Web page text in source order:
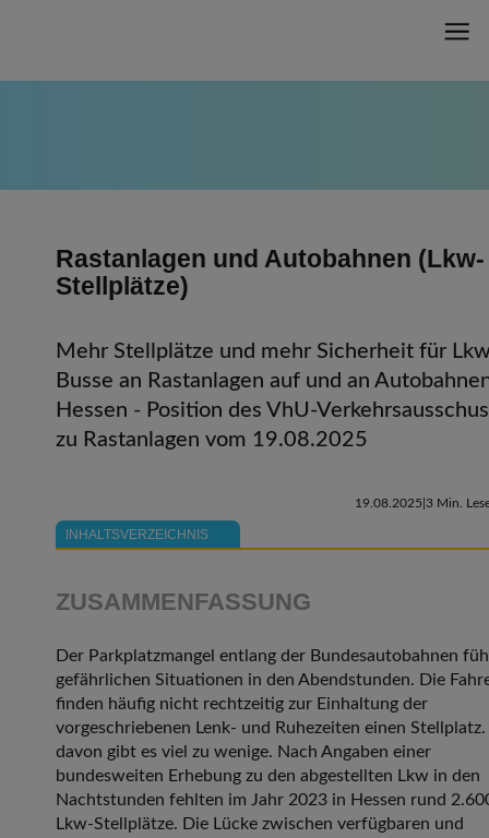
Rastanlagen und Autobahnen (Lkw-
Stellplätze)
Mehr Stellplätze und mehr Sicherheit für
Busse an Rastanlagen auf und an
Hessen - Position des VhU-
zu Rastanlagen vom 19.08.2025
INHALTSVERZEICHNIS
19.08.2025 3 Min.
ZUSAMMENFASSUNG
Der Parkplatzmangel entlang der Bundesautobahnen
gefährlichen Situationen in den Abendstunden. Die
finden häufig nicht rechtzeitig zur Einhaltung der
vorgeschriebenen Lenk- und Ruhezeiten einen
davon gibt es viel zu wenige. Nach Angaben einer
bundesweiten Erhebung zu den abgestellten Lkw in den
Nachtstunden fehlten im Jahr 2023 in Hessen rund
Lkw-Stellplätze. Die Lücke zwischen verfügbaren und